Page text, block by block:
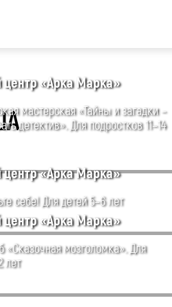
центр «Арка Марка»
мастерская «Тайны и загадки –
детектив». Для подростков 11–14
центр «Арка Марка»
себе! Для детей 5–6 лет
центр «Арка Марка»
«Сказочная мозголомка». Для
лет